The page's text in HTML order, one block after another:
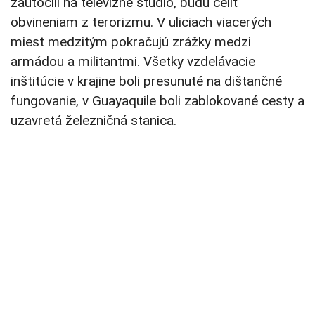
obvineniam z terorizmu. V uliciach viacerých
miest medzitým pokračujú zrážky medzi
armádou a militantmi. Všetky vzdelávacie
inštitúcie v krajine boli presunuté na dištančné
fungovanie, v Guayaquile boli zablokované cesty a
uzavretá železničná stanica.